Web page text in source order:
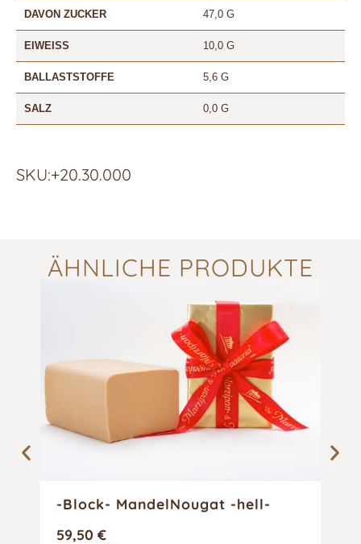
DAVON ZUCKER 47,0 G
EIWEISS 10,0 G
BALLASTSTOFFE 5,6 G
SALZ 0,0 G
SKU:+20.30.000
ÄHNLICHE PRODUKTE
-Block- MandelNougat -hell-
59,50 €